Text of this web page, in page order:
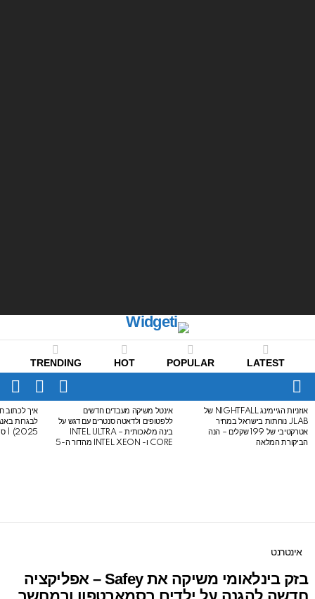
LATEST
POPULAR
HOT
TRENDING
Menu
SWITCH
SKIN
LATEST
STORIES
אוזניות הגיימינג NIGHTFALL של
JLAB נוחתות בישראל במחיר
אטרקטיבי של 199 שקלים – הנה
הביקורת המלאה
אינטל משיקה מעבדים חדשים
ללפטופים ולדאטה סנטרים עם דגש על
בינה מלאכותית – INTEL ULTRA
CORE ו- INTEL XEON מהדור ה-5
איך לכתוב
2025) | סיכום לבגרות באנגלית
אינטרנט
בזק בינלאומי משיקה את Safey – אפליקציה